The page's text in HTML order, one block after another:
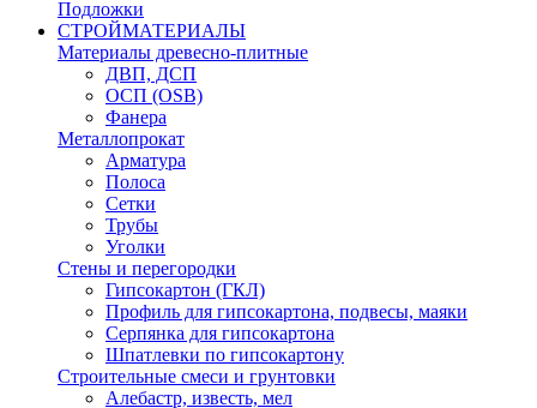
Подложки
СТРОЙМАТЕРИАЛЫ
Материалы древесно-плитные
ДВП, ДСП
ОСП (OSB)
Фанера
Металлопрокат
Арматура
Полоса
Сетки
Трубы
Уголки
Стены и перегородки
Гипсокартон (ГКЛ)
Профиль для гипсокартона, подвесы, маяки
Серпянка для гипсокартона
Шпатлевки по гипсокартону
Строительные смеси и грунтовки
Алебастр, известь, мел